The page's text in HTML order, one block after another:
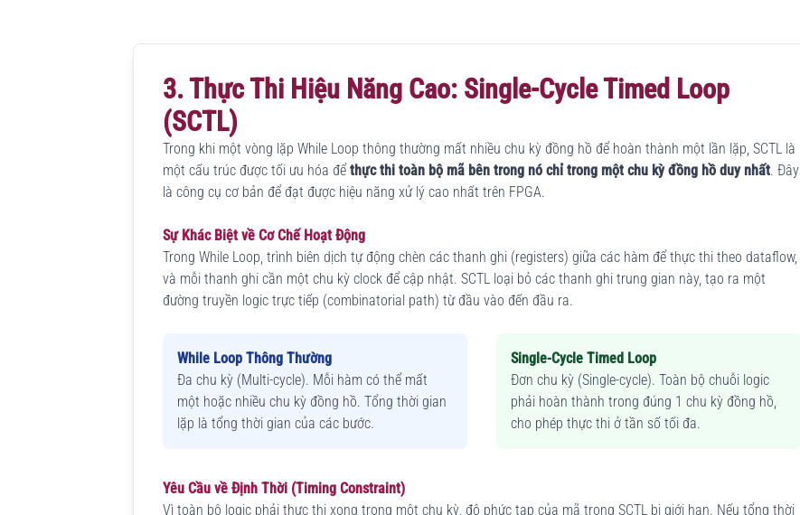
3. Thực Thi Hiệu Năng Cao: Single-Cycle Timed Loop
(SCTL)
Trong khi một vòng lặp While Loop thông thường mất nhiều chu kỳ đồng hồ để hoàn thành một lần lặp, SCTL là
một cấu trúc được tối ưu hóa đểthực thi toàn bộ mã bên trong nó chỉ trong một chu kỳ đồng hồ duy nhất. Đây
là công cụ cơ bản để đạt được hiệu năng xử lý cao nhất trên FPGA.
Sự Khác Biệt về Cơ Chế Hoạt Động
Trong While Loop, trình biên dịch tự động chèn các thanh ghi (registers) giữa các hàm để thực thi theo dataflow,
và mỗi thanh ghi cần một chu kỳ clock để cập nhật. SCTL loại bỏ các thanh ghi trung gian này, tạo ra một
đường truyền logic trực tiếp (combinatorial path) từ đầu vào đến đầu ra.
While Loop Thông Thường
Đa chu kỳ (Multi-cycle). Mỗi hàm có thể mất
một hoặc nhiều chu kỳ đồng hồ. Tổng thời gian
lặp là tổng thời gian của các bước.
Single-Cycle Timed Loop
Đơn chu kỳ (Single-cycle). Toàn bộ chuỗi logic
phải hoàn thành trong đúng 1 chu kỳ đồng hồ,
cho phép thực thi ở tần số tối đa.
Yêu Cầu về Định Thời (Timing Constraint)
Vì toàn bộ logic phải thực thi xong trong một chu kỳ, độ phức tạp của mã trong SCTL bị giới hạn. Nếu tổng thời